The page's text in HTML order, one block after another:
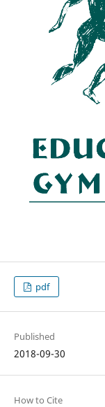
pdf
Published
2018-09-30
How to Cite